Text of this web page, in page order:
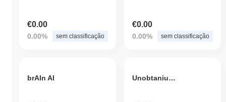
€0.00
0.00% sem classificação
€0.00
0.00% sem classificação
brAIn AI Unobtanium BSC